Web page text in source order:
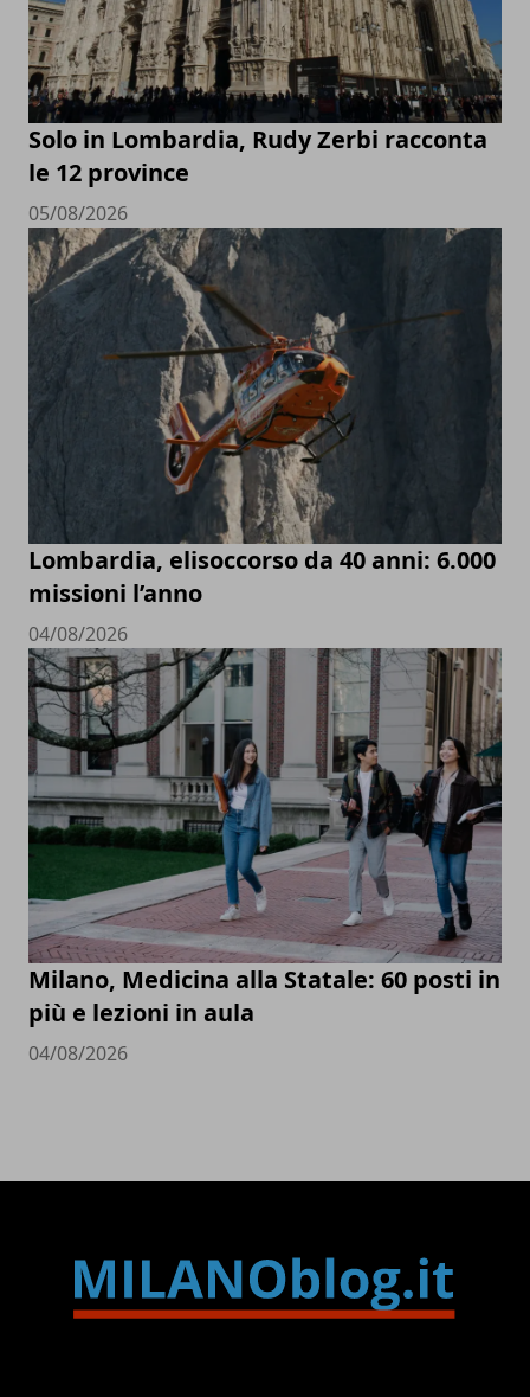
Solo in Lombardia, Rudy Zerbi racconta
le 12 province
05/08/2026
Lombardia, elisoccorso da 40 anni: 6.000
missioni l’anno
04/08/2026
Milano, Medicina alla Statale: 60 posti in
più e lezioni in aula
04/08/2026